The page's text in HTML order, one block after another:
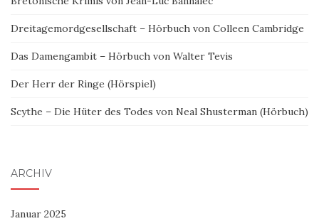
Dreitagemordgesellschaft – Hörbuch von Colleen Cambridge
Das Damengambit – Hörbuch von Walter Tevis
Der Herr der Ringe (Hörspiel)
Scythe – Die Hüter des Todes von Neal Shusterman (Hörbuch)
ARCHIV
Januar 2025